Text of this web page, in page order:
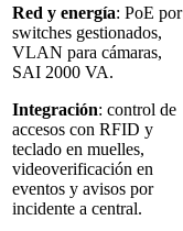
Red y energía: PoE por
switches gestionados,
VLAN para cámaras,
SAI 2000 VA.
Integración: control de
accesos con RFID y
teclado en muelles,
videoverificación en
eventos y avisos por
incidente a central.